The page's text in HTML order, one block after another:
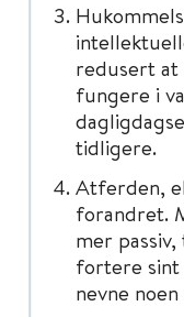
redusert at
fungere i
tidligere.
Atferden,
forandret.
mer
fortere sint
nevne